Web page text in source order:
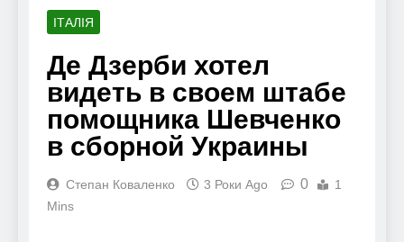
ІТАЛІЯ
Де Дзерби хотел
видеть в своем штабе
помощника Шевченко
в сборной Украины
Степан Коваленко 3 Роки Ago 0
1
Mins